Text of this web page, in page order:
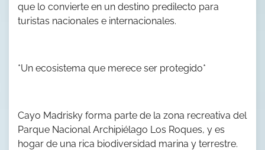
que lo convierte en un destino predilecto para
turistas nacionales e internacionales.
*Un ecosistema que merece ser protegido*
Cayo Madrisky forma parte de la zona recreativa del
Parque Nacional Archipiélago Los Roques, y es
hogar de una rica biodiversidad marina y terrestre.